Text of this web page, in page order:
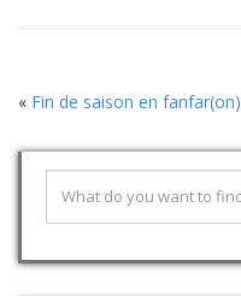
« Fin de saison en fanfar(on)